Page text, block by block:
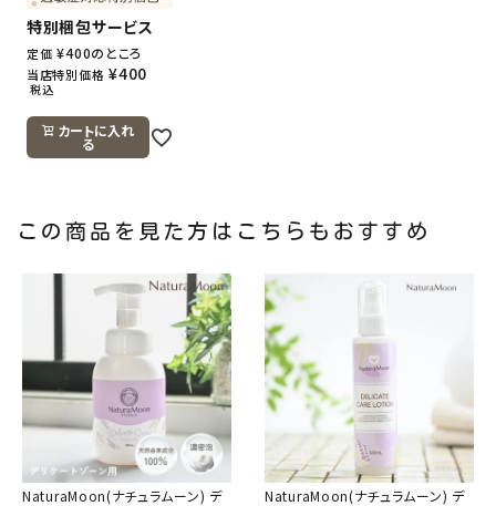
特別梱包サービス
定価 ¥400のところ
当店特別価格 ¥400
税込
カートに入れ
る
この商品を見た方はこちらもおすすめ
NaturaMoon(ナチュラムーン) デ
NaturaMoon(ナチュラムーン) デ